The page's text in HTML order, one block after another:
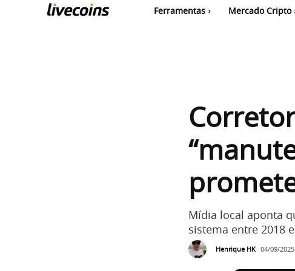
Ferramentas Mercado Cripto
Mídia local aponta
sistema entre 2018
Henrique HK 04/09/